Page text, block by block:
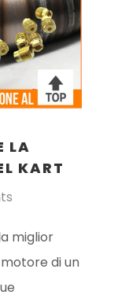
LA
KART
miglior
di un